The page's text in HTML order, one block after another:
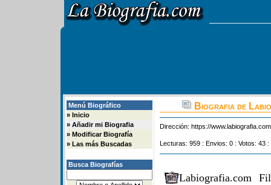
Menú Biográfico
» Inicio
» Añadir mi Biografia
» Modificar Biografía
» Las más Buscadas
Busca Biografías
Biografia de
Dirección: https://
Lecturas: 959 : Envios: 0 : Votos: 43
Labiografia.com